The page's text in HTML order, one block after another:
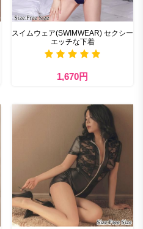
スイムウェア(SWIMWEAR) セクシー
エッチな下着
1,670円